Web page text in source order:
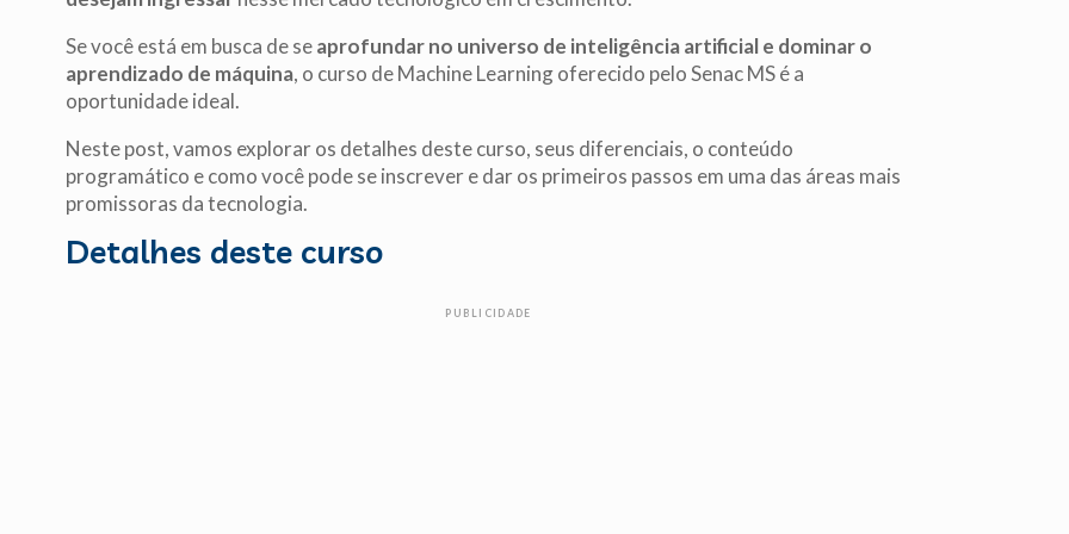
Se você está em busca de seaprofundar no universo de inteligência artificial e dominar o
aprendizado de máquina, o curso de Machine Learning oferecido pelo Senac MS é a
oportunidade ideal.
Neste post, vamos explorar os detalhes deste curso, seus diferenciais, o conteúdo
programático e como você pode se inscrever e dar os primeiros passos em uma das áreas mais
promissoras da tecnologia.
Detalhes deste curso
PUBLICIDADE